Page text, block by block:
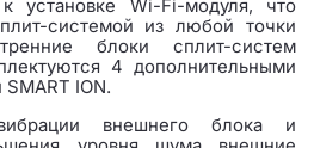
установке Wi-Fi-модуля, что
системой из любой точки
блоки сплит-систем
4 дополнительными
ION.
внешнего блока и